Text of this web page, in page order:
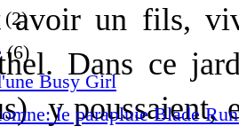
avoir un fils,
Dans ce
y poussaient,
(2)
(6)
Busy Girl
le parapluie Blade